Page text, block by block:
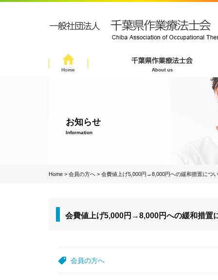
お知らせ
Information
Home > 会員の方へ > 会費値上げ5,000円→8,000円への緩和措置につ
会費値上げ5,000円→8,000円への緩和措置
会員の方へ